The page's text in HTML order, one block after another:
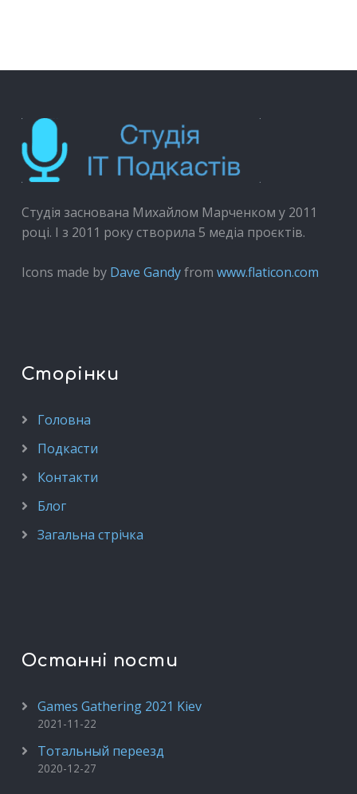
Студія заснована Михайлом Марченком у 2011
році. І з 2011 року створила 5 медіа проєктів.
Icons made by Dave Gandyfrom www.flaticon.com
Сторінки
Головна
Подкасти
Контакти
Блог
Загальна стрічка
Останні пости
Games Gathering 2021 Kiev
2021-11-22
Тотальный переезд
2020-12-27